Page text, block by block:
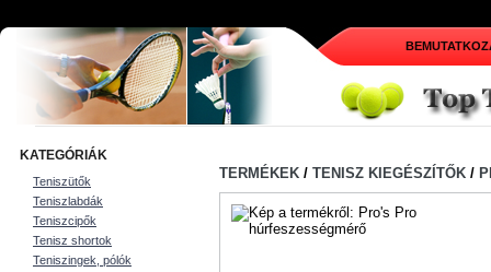
KATEGÓRIÁK
Teniszütők
Teniszlabdák
Teniszcipők
Tenisz shortok
Teniszingek, pólók
TERMÉKEK / TENISZ KIEGÉSZÍTŐK /